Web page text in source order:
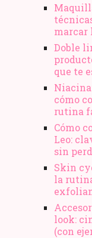
marcar
Doble
que te
cómo
rutina
Cómo
Leo:
sin
Skin
la
look:
(con